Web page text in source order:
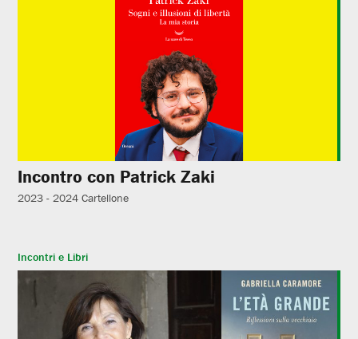
Incontro con Patrick Zaki
2023 - 2024 Cartellone
Incontri e Libri